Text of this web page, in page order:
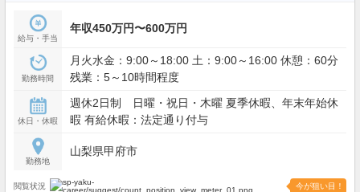
給与・手当
年収450万円〜600万円
勤務時間
月火水金：9:00～18:00 土：9:00～16:00 休憩：60分
残業：5～10時間程度
休日・休暇
週休2日制 日曜・祝日・木曜 夏季休暇、年末年始休
暇 有給休暇：法定通り付与
勤務地
山梨県甲府市
閲覧状況 今が狙い目！